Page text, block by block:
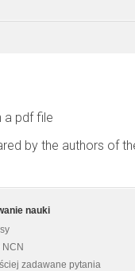
a pdf file
by the authors of
nauki
NCN
zadawane pytania